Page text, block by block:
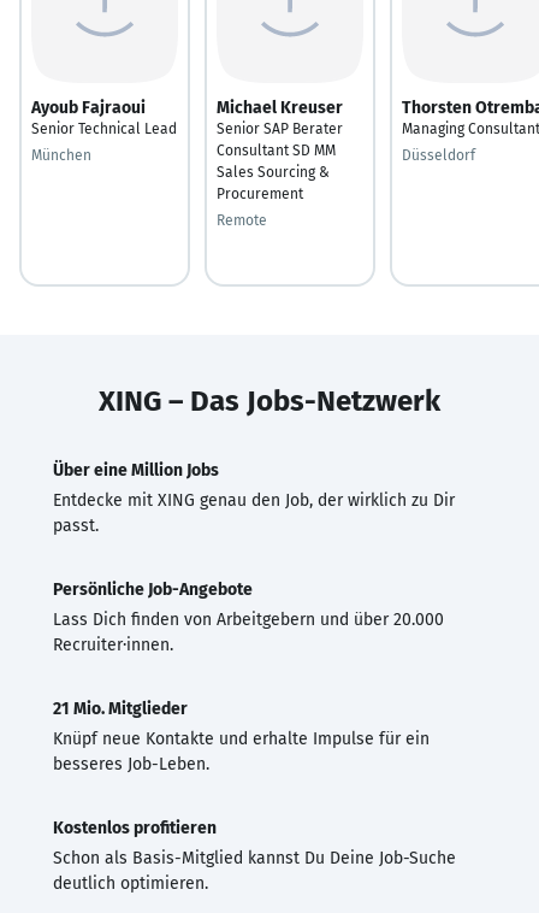
Ayoub Fajraoui
Senior Technical Lead
München
Michael Kreuser
Senior SAP Berater
Consultant SD MM
Sales Sourcing &
Procurement
Remote
Thorsten
Managing Consultant
Düsseldorf
XING – Das Jobs-Netzwerk
Über eine Million Jobs
Entdecke mit XING genau den Job, der wirklich zu Dir
passt.
Persönliche Job-Angebote
Lass Dich finden von Arbeitgebern und über 20.000
Recruiter·innen.
21 Mio. Mitglieder
Knüpf neue Kontakte und erhalte Impulse für ein
besseres Job-Leben.
Kostenlos profitieren
Schon als Basis-Mitglied kannst Du Deine Job-Suche
deutlich optimieren.